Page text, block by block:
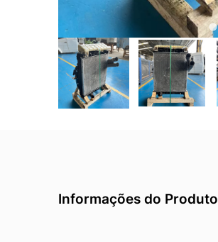
Informações do Produto